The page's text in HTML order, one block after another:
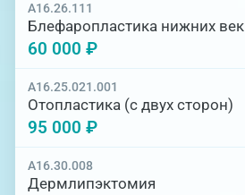
A16.26.111
Блефаропластика нижних век
60 000 ₽
A16.25.021.001
Отопластика (с двух сторон)
95 000 ₽
A16.30.008
Дермлипэктомия